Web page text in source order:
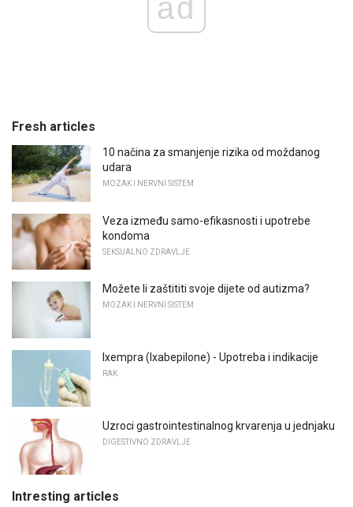
ad
Fresh articles
10 načina za smanjenje rizika od moždanog
udara
MOZAK I NERVNI SISTEM
Veza između samo-efikasnosti i upotrebe
kondoma
SEKSUALNO ZDRAVLJE
Možete li zaštititi svoje dijete od autizma?
MOZAK I NERVNI SISTEM
Ixempra (Ixabepilone) - Upotreba i indikacije
RAK
Uzroci gastrointestinalnog krvarenja u jednjaku
DIGESTIVNO ZDRAVLJE
Intresting articles